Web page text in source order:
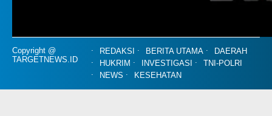
Copyright @
TARGETNEWS.ID
REDAKSI BERITA UTAMA
DAERAH
HUKRIM
INVESTIGASI
TNI-POLRI
NEWS
KESEHATAN